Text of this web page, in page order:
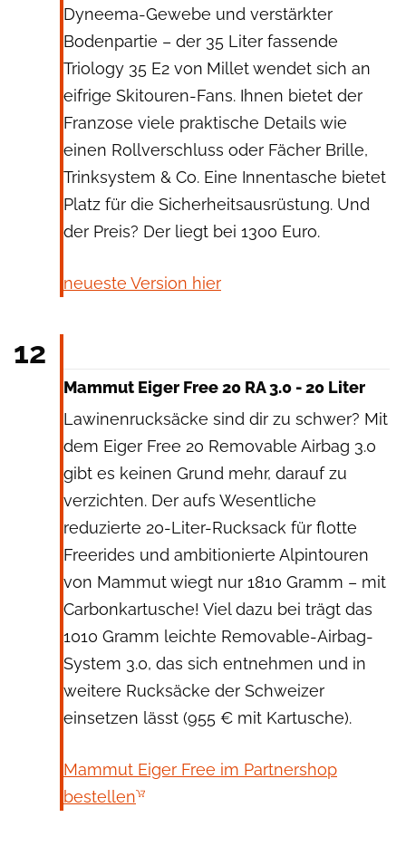
Dyneema-Gewebe und verstärkter
Bodenpartie – der 35 Liter fassende
Triology 35 E2 von Millet wendet sich an
eifrige Skitouren-Fans. Ihnen bietet der
Franzose viele praktische Details wie
einen Rollverschluss oder Fächer Brille,
Trinksystem & Co. Eine Innentasche bietet
Platz für die Sicherheitsausrüstung. Und
der Preis? Der liegt bei 1300 Euro.
neueste Version hier
12
Mammut Eiger Free 20 RA 3.0 - 20 Liter
Lawinenrucksäcke sind dir zu schwer? Mit
dem Eiger Free 20 Removable Airbag 3.0
gibt es keinen Grund mehr, darauf zu
verzichten. Der aufs Wesentliche
reduzierte 20-Liter-Rucksack für flotte
Freerides und ambitionierte Alpintouren
von Mammut wiegt nur 1810 Gramm – mit
Carbonkartusche! Viel dazu bei trägt das
1010 Gramm leichte Removable-Airbag-
System 3.0, das sich entnehmen und in
weitere Rucksäcke der Schweizer
einsetzen lässt (955 € mit Kartusche).
Mammut Eiger Free im Partnershop
bestellen